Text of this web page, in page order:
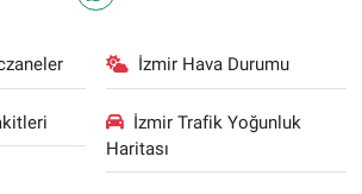
İzmir Hava Durumu
İzmir Trafik Yoğunluk
Haritası